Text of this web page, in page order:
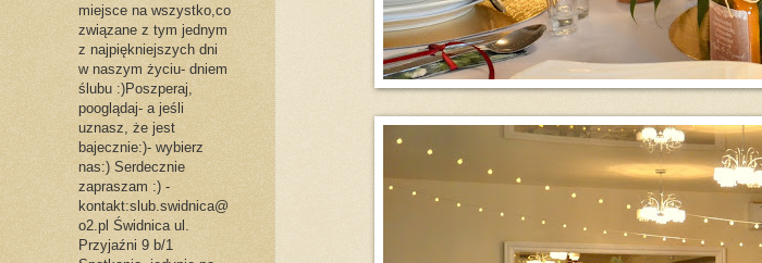
miejsce na wszystko,co
związane z tym jednym
z najpiękniejszych dni
w naszym życiu- dniem
ślubu :)Poszperaj,
pooglądaj- a jeśli
uznasz, że jest
bajecznie:)- wybierz
nas:) Serdecznie
zapraszam :) -
kontakt:slub.swidnica@
o2.pl Świdnica ul.
Przyjaźni 9 b/1